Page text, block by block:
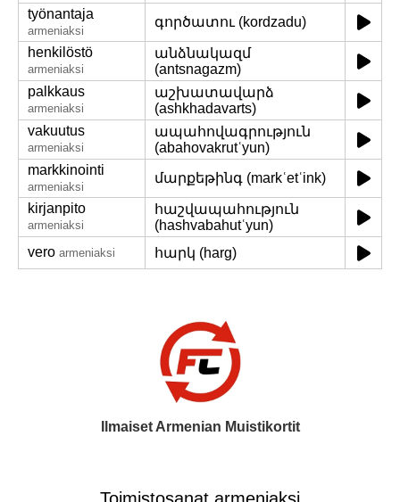
työnantaja
armeniaksi
գործատու (kordzadu)
henkilöstö
armeniaksi
անձնակազմ
(antsnagazm)
palkkaus
armeniaksi
աշխատավարձ
(ashkhadavarts)
vakuutus
armeniaksi
ապահովագրություն
(abahovakrutʿyun)
markkinointi
armeniaksi
մարքեթինգ (markʿetʿink)
kirjanpito
armeniaksi
հաշվապահություն
(hashvabahutʿyun)
vero armeniaksi հարկ (harg)
Ilmaiset Armenian Muistikortit